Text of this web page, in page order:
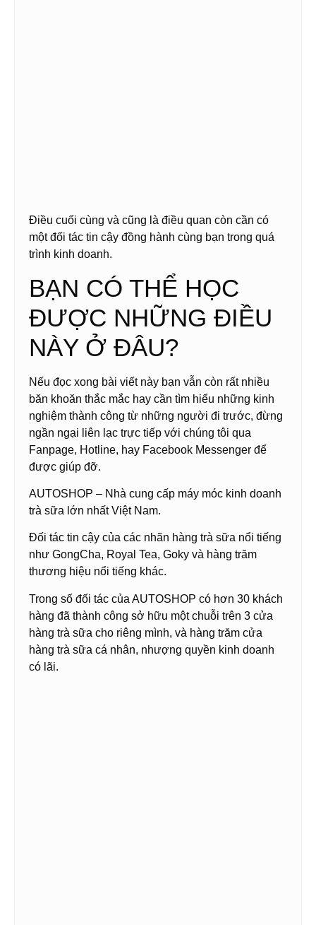
Điều cuối cùng và cũng là điều quan còn cần có
một đối tác tin cậy đồng hành cùng bạn trong quá
trình kinh doanh.
BẠN CÓ THỂ HỌC
ĐƯỢC NHỮNG ĐIỀU
NÀY Ở ĐÂU?
Nếu đọc xong bài viết này bạn vẫn còn rất nhiều
băn khoăn thắc mắc hay cần tìm hiểu những kinh
nghiệm thành công từ những người đi trước, đừng
ngần ngại liên lạc trực tiếp với chúng tôi qua
Fanpage, Hotline, hay Facebook Messenger để
được giúp đỡ.
AUTOSHOP – Nhà cung cấp máy móc kinh doanh
trà sữa lớn nhất Việt Nam.
Đối tác tin cậy của các nhãn hàng trà sữa nổi tiếng
như GongCha, Royal Tea, Goky và hàng trăm
thương hiệu nổi tiếng khác.
Trong số đối tác của AUTOSHOP có hơn 30 khách
hàng đã thành công sở hữu một chuỗi trên 3 cửa
hàng trà sữa cho riêng mình, và hàng trăm cửa
hàng trà sữa cá nhân, nhượng quyền kinh doanh
có lãi.